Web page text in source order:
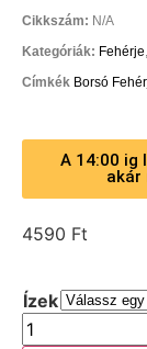
Cikkszám: N/A
Kategóriák: Fehérje,
Címkék Borsó
A 14:00 ig
akár
4590 Ft
Ízek